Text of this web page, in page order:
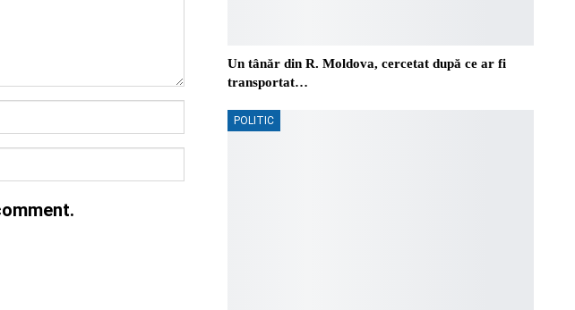
Un tânăr din R. Moldova, cercetat după ce ar fi
transportat…
POLITIC